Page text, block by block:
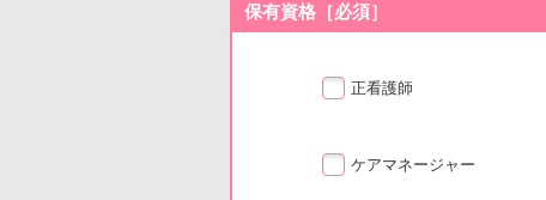
保有資格［必須］
正看護師
ケアマネージャー